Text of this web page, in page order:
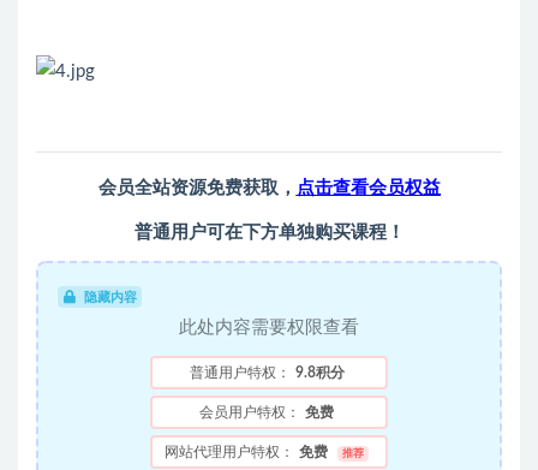
会员全站资源免费获取， 点击查看会员权益
普通用户可在下方单独购买课程！
隐藏内容
此处内容需要权限查看
普通用户特权： 9.8积分
会员用户特权： 免费
网站代理用户特权： 免费 推荐